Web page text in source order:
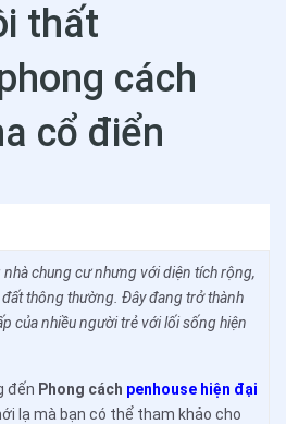
thất
cách
cổ điển
chung cư nhưng với diện tích rộng,
thông thường. Đây đang trở thành
của nhiều người trẻ với lối sống hiện
đến Phong cách penhouse hiện đại
lạ mà bạn có thể tham khảo cho